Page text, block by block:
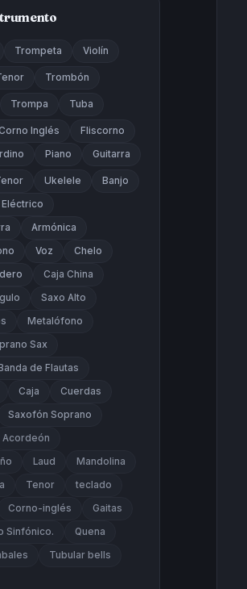
Trompeta Violín
Trombón
Trompa Tuba
Inglés Fliscorno
Piano Guitarra
Ukelele Banjo
Eléctrico
Armónica
Voz Chelo
Caja China
Saxo Alto
Metalófono
Sax
de Flautas
Caja Cuerdas
Saxofón Soprano
Acordeón
Laud Mandolina
Tenor teclado
Corno-inglés Gaitas
Sinfónico. Quena
Tubular bells